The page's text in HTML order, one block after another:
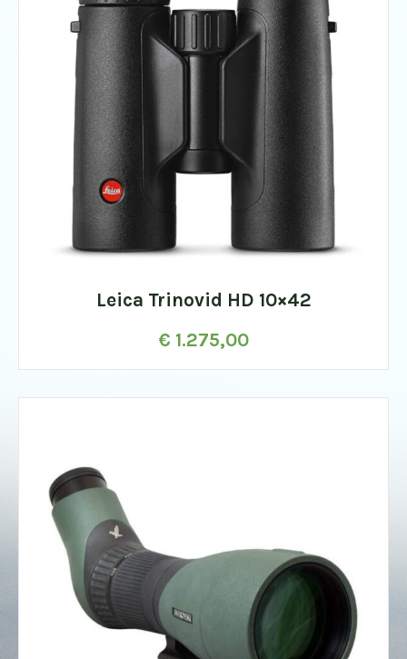
Leica Trinovid HD 10×42
€ 1.275,00